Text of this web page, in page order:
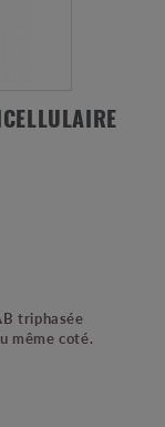
triphasée
même coté.